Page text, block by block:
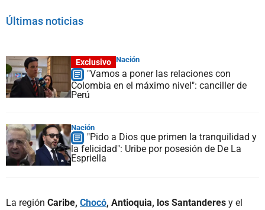
Últimas noticias
Exclusivo Nación
"Vamos a poner las relaciones con
Colombia en el máximo nivel": canciller de
Perú
Nación
"Pido a Dios que primen la tranquilidad y
la felicidad": Uribe por posesión de De La
Espriella
La región Caribe, Chocó, Antioquia, los Santanderes y el